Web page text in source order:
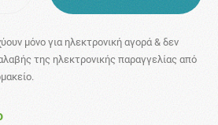
μόνο για ηλεκτρονική αγορά & δεν
της ηλεκτρονικής παραγγελίας από